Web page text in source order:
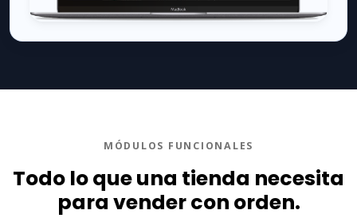
MÓDULOS FUNCIONALES
Todo lo que una tienda necesita
para vender con orden.